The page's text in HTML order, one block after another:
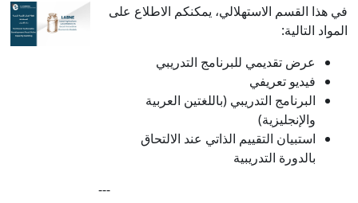
في هذا القسم الاستهلالي، يمكنكم الاطلاع على
المواد التالية:
عرض تقديمي للبرنامج التدريبي
فيديو تعريفي
البرنامج التدريبي (باللغتين العربية
والإنجليزية)
استبيان التقييم الذاتي عند الالتحاق
بالدورة التدريبية
---